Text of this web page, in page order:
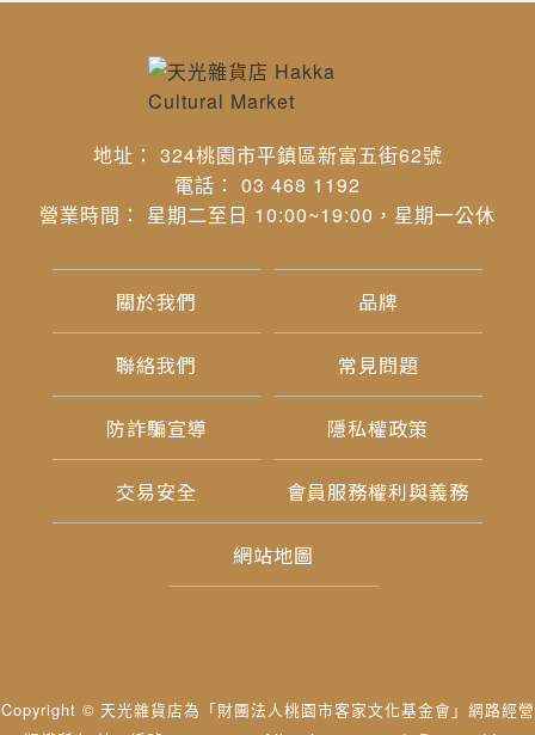
地址： 324桃園市平鎮區新富五街62號
電話： 03 468 1192
營業時間： 星期二至日 10:00~19:00，星期一公休
關於我們 品牌
聯絡我們 常見問題
防詐騙宣導 隱私權政策
交易安全 會員服務權利與義務
網站地圖
Copyright © 天光雜貨店為「財團法人桃園市客家文化基金會」網路經營